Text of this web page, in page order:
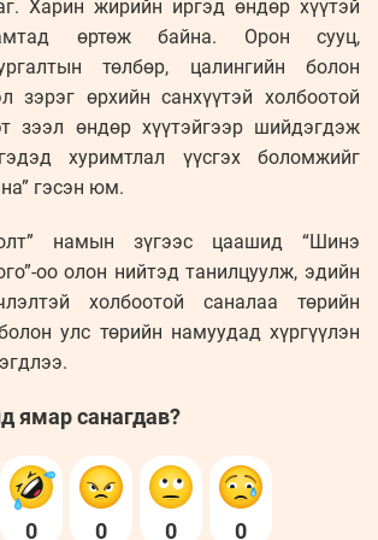
Харин жирийн иргэд өндөр хүүтэй
өртөж байна. Орон сууц,
төлбөр, цалингийн болон
зэрэг өрхийн санхүүтэй холбоотой
зээл өндөр хүүтэйгээр шийдэгдэж
хуримтлал үүсгэх боломжийг
гэсэн юм.
намын зүгээс цаашид “Шинэ
оо олон нийтэд танилцуулж, эдийн
холбоотой саналаа төрийн
улс төрийн намуудад хүргүүлэн
ямар санагдав?
0 0 0 0